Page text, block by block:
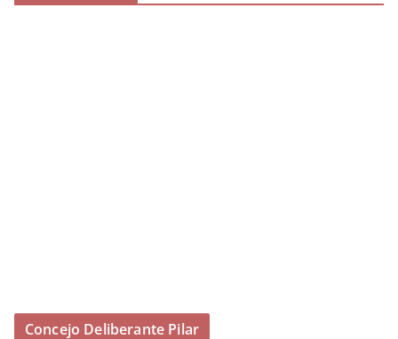
Concejo Deliberante Pilar